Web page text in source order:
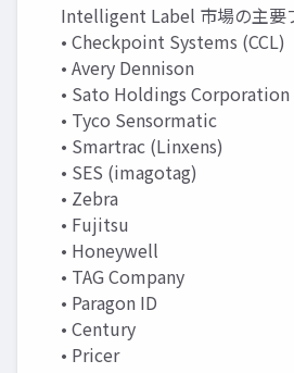
Intelligent Label 市場の主要
• Checkpoint Systems (CCL)
• Avery Dennison
• Sato Holdings Corporation
• Tyco Sensormatic
• Smartrac (Linxens)
• SES (imagotag)
• Zebra
• Fujitsu
• Honeywell
• TAG Company
• Paragon ID
• Century
• Pricer